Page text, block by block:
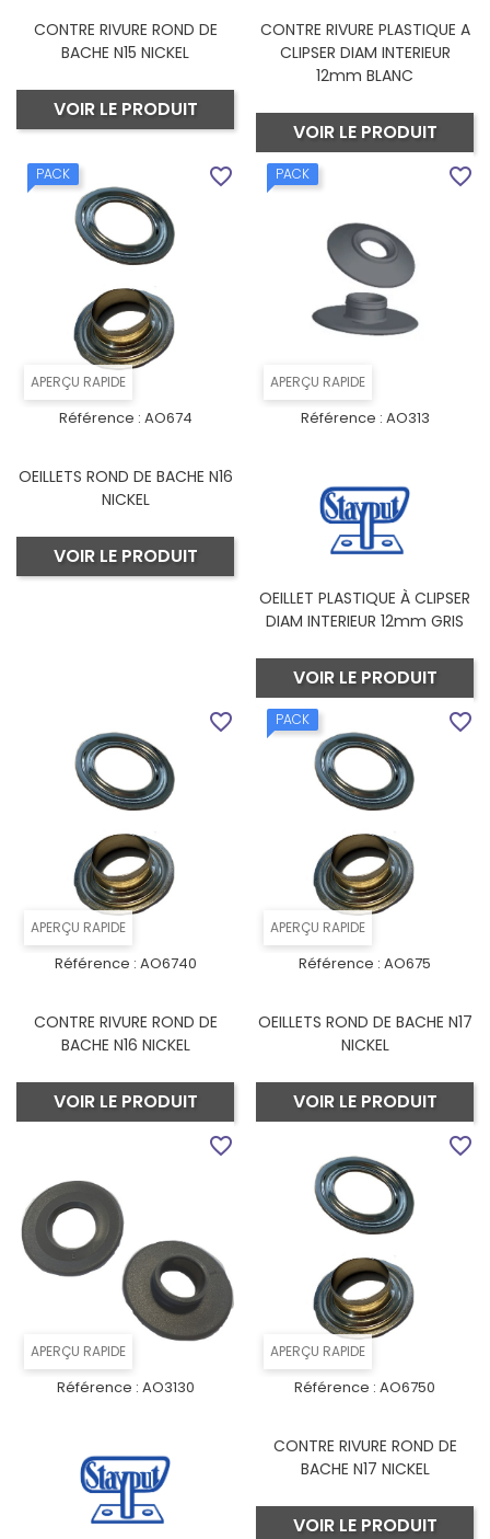
CONTRE RIVURE ROND DE
BACHE N15 NICKEL
VOIR LE PRODUIT
CONTRE RIVURE PLASTIQUE A
CLIPSER DIAM INTERIEUR
12mm BLANC
VOIR LE PRODUIT
APERÇU RAPIDE
PACK
Référence : AO674
OEILLETS ROND DE BACHE N16
NICKEL
VOIR LE PRODUIT
favorite_border
APERÇU RAPIDE
PACK
Référence : AO313
OEILLET PLASTIQUE À CLIPSER
DIAM INTERIEUR 12mm GRIS
VOIR LE PRODUIT
favorite_border
APERÇU RAPIDE
Référence : AO6740
CONTRE RIVURE ROND DE
BACHE N16 NICKEL
VOIR LE PRODUIT
favorite_border
APERÇU RAPIDE
PACK
Référence : AO675
OEILLETS ROND DE BACHE N17
NICKEL
VOIR LE PRODUIT
favorite_border
APERÇU RAPIDE
Référence : AO3130
favorite_border
APERÇU RAPIDE
Référence : AO6750
CONTRE RIVURE ROND DE
BACHE N17 NICKEL
VOIR LE PRODUIT
favorite_border